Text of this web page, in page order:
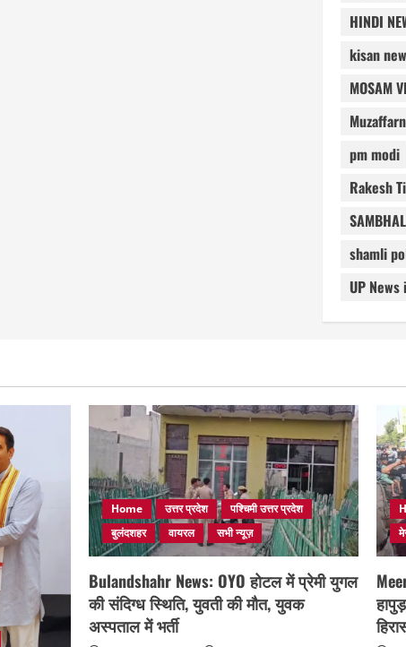
HINDI
kisan
MOSAM
pm modi
Rakesh
SAMBHAL
shamli
UP
Home उत्तर प्रदेश
पश्चिमी उत्तर प्रदेश
बुलंदशहर
वायरल सभी न्यूज़
Bulandshahr News: OYO होटल में प्रेमी युगल
की संदिग्ध स्थिति, युवती की मौत, युवक
अस्पताल में भर्ती